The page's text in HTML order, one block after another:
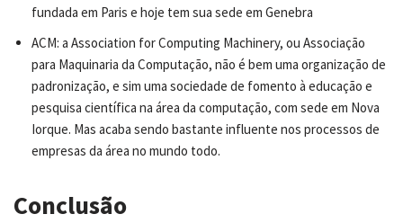
fundada em Paris e hoje tem sua sede em Genebra
ACM: a Association for Computing Machinery, ou Associação
para Maquinaria da Computação, não é bem uma organização de
padronização, e sim uma sociedade de fomento à educação e
pesquisa científica na área da computação, com sede em Nova
Iorque. Mas acaba sendo bastante influente nos processos de
empresas da área no mundo todo.
Conclusão